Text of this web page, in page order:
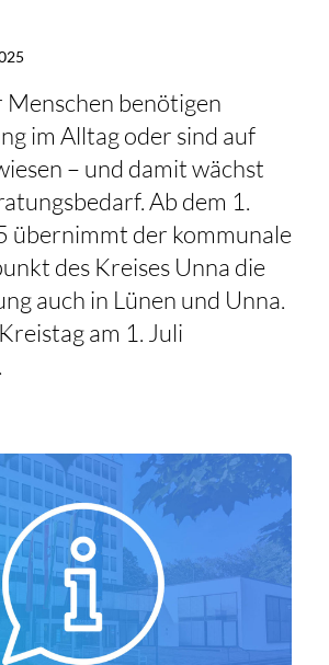
benötigen
im Alltag oder sind auf
– und damit wächst
Ab dem 1.
übernimmt der kommunale
des Kreises Unna die
auch in Lünen und Unna.
am 1. Juli